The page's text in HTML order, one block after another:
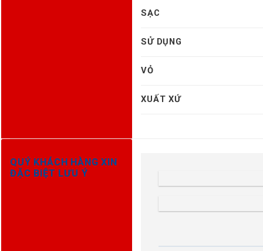
SẠC
SỬ DỤNG
VỎ
XUẤT XỨ
QUÝ KHÁCH HÀNG XIN
ĐẶC BIỆT LƯU Ý